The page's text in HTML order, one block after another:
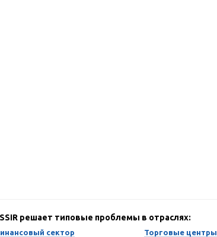
решает типовые проблемы в отраслях:
сектор
Торговые центры